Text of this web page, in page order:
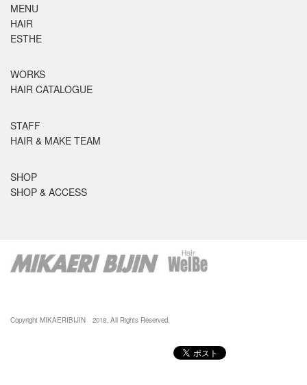
MENU
HAIR
ESTHE
WORKS
HAIR CATALOGUE
STAFF
HAIR & MAKE TEAM
SHOP
SHOP & ACCESS
Copyright MIKAERIBIJIN 2018. All Rights Reserved.